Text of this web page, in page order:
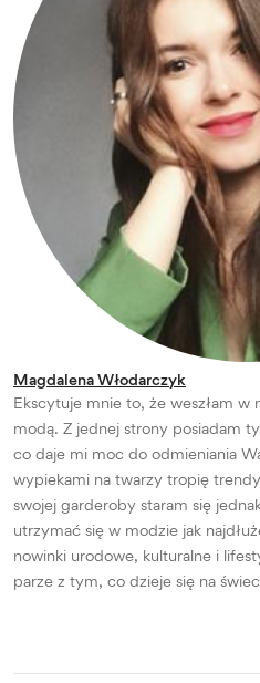
Magdalena Włodarczyk
Ekscytuje mnie to, że weszłam w
modą. Z jednej strony posiadam
co daje mi moc do odmieniania
wypiekami na twarzy tropię
swojej garderoby staram się
utrzymać się w modzie jak
nowinki urodowe, kulturalne i
parze z tym, co dzieje się na